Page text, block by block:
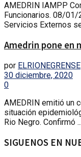
AMEDRIN IAMPP
Funcionarios. 08/01/
Servicios Externos
Amedrin pone en
por ELRIONEGRENSE
30 diciembre, 2020
0
AMEDRIN emitió un
situación
Rio Negro. Confirmó ...
SIGUENOS EN